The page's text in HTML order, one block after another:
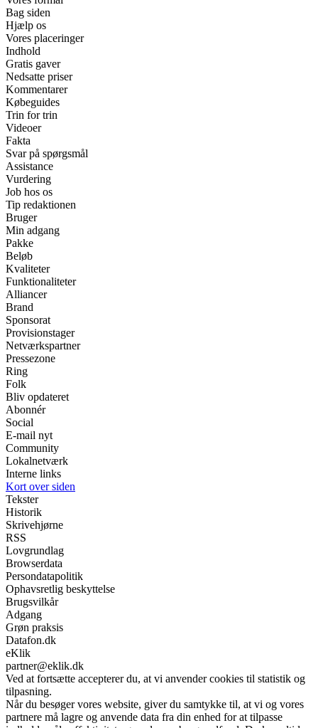
Bag siden
Hjælp os
Vores placeringer
Indhold
Gratis gaver
Nedsatte priser
Kommentarer
Købeguides
Trin for trin
Videoer
Fakta
Svar på spørgsmål
Assistance
Vurdering
Job hos os
Tip redaktionen
Bruger
Min adgang
Pakke
Beløb
Kvaliteter
Funktionaliteter
Alliancer
Brand
Sponsorat
Provisionstager
Netværkspartner
Pressezone
Ring
Folk
Bliv opdateret
Abonnér
Social
E-mail nyt
Community
Lokalnetværk
Interne links
Kort over siden
Tekster
Historik
Skrivehjørne
RSS
Lovgrundlag
Browserdata
Persondatapolitik
Ophavsretlig beskyttelse
Brugsvilkår
Adgang
Grøn praksis
Datafon.dk
eKlik
partner@eklik.dk
Ved at fortsætte accepterer du, at vi anvender cookies til statistik og
tilpasning.
Når du besøger vores website, giver du samtykke til, at vi og vores
partnere må lagre og anvende data fra din enhed for at tilpasse